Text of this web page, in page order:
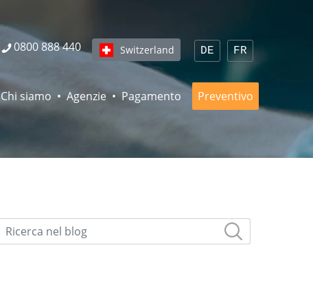
DE FR
Switzerland
0800 888 440
Chi siamo Agenzie Pagamento Preventivo